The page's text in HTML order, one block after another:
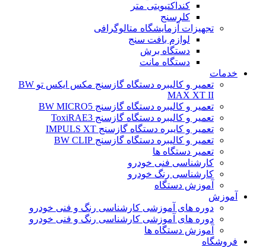
کنداکتیویتی متر
کلرسنج
تجهیزات آزمایشگاه متالوگرافی
لوازم بافت سنج
دستگاه برش
دستگاه مانت
خدمات
تعمیر و کالیبره دستگاه گازسنج مکس ایکس تو BW
MAX XT II
تعمیر و کالیبره دستگاه گازسنج BW MICRO5
تعمیر و کالیبره دستگاه گازسنج ToxiRAE3
تعمیر و کایبره دستگاه گازسنج IMPULS XT
تعمیر و کالیبره دستگاه گازسنج BW CLIP
تعمیر دستگاه ها
کارشناسی فنی خودرو
کارشناسی رنگ خودرو
آموزش دستگاه
آموزش
دوره های آموزشی کارشناسی رنگ و فنی خودرو
دوره های آموزشی کارشناسی رنگ و فنی خودرو
آموزش دستگاه ها
فروشگاه